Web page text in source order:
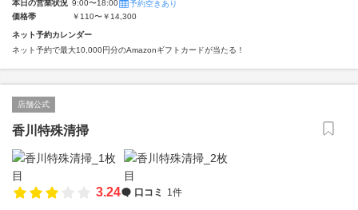
本日の営業状況 9:00〜18:00
予約空きあり
価格帯
￥110〜￥14,300
ネット予約カレンダー
ネット予約で最大10,000円分のAmazonギフトカードが当たる！
店舗公式
香川特殊清掃
3.24 口コミ 1件